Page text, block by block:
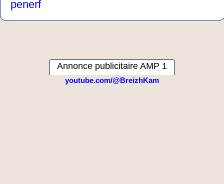
penerf
Annonce publicitaire AMP 1
youtube.com/@BreizhKam